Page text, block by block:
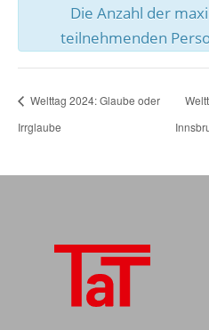
Die Anzahl der
teilnehmenden
Welttag 2024: Glaube oder
Irrglaube